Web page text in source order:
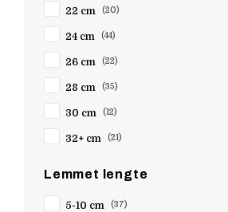
Zena
Zwilling
22 cm (20)
24 cm (44)
26 cm (22)
28 cm (35)
30 cm (12)
32+ cm (21)
Lemmet lengte
5-10 cm (37)